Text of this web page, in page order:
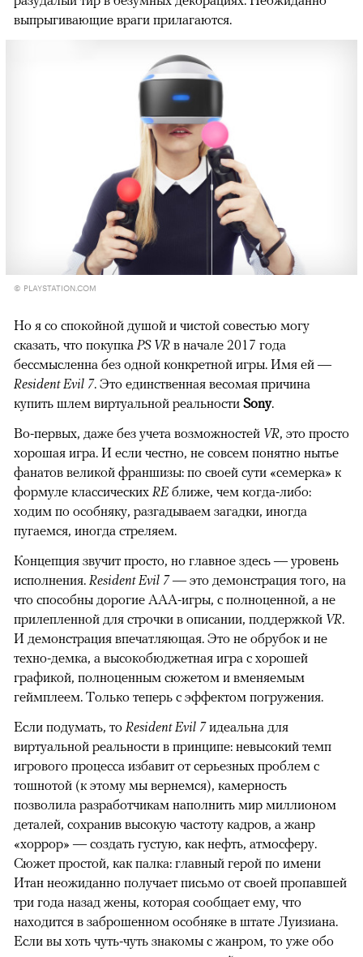
выпрыгивающие враги прилагаются.
© PLAYSTATION.COM
Но я со спокойной душой и чистой совестью могу
сказать, что покупка PS VR в начале 2017 года
бессмысленна без одной конкретной игры. Имя ей —
Resident Evil 7. Это единственная весомая причина
купить шлем виртуальной реальности Sony.
Во-первых, даже без учета возможностей VR, это просто
хорошая игра. И если честно, не совсем понятно нытье
фанатов великой франшизы: по своей сути «семерка» к
формуле классических RE ближе, чем когда-либо:
ходим по особняку, разгадываем загадки, иногда
пугаемся, иногда стреляем.
Концепция звучит просто, но главное здесь — уровень
исполнения. Resident Evil 7— это демонстрация того, на
что способны дорогие AAA-игры, с полноценной, а не
прилепленной для строчки в описании, поддержкой VR.
И демонстрация впечатляющая. Это не обрубок и не
техно-демка, а высокобюджетная игра с хорошей
графикой, полноценным сюжетом и вменяемым
геймплеем. Только теперь с эффектом погружения.
Если подумать, то Resident Evil 7идеальна для
виртуальной реальности в принципе: невысокий темп
игрового процесса избавит от серьезных проблем с
тошнотой (к этому мы вернемся), камерность
позволила разработчикам наполнить мир миллионом
деталей, сохранив высокую частоту кадров, а жанр
«хоррор» — создать густую, как нефть, атмосферу.
Сюжет простой, как палка: главный герой по имени
Итан неожиданно получает письмо от своей пропавшей
три года назад жены, которая сообщает ему, что
находится в заброшенном особняке в штате Луизиана.
Если вы хоть чуть-чуть знакомы с жанром, то уже обо